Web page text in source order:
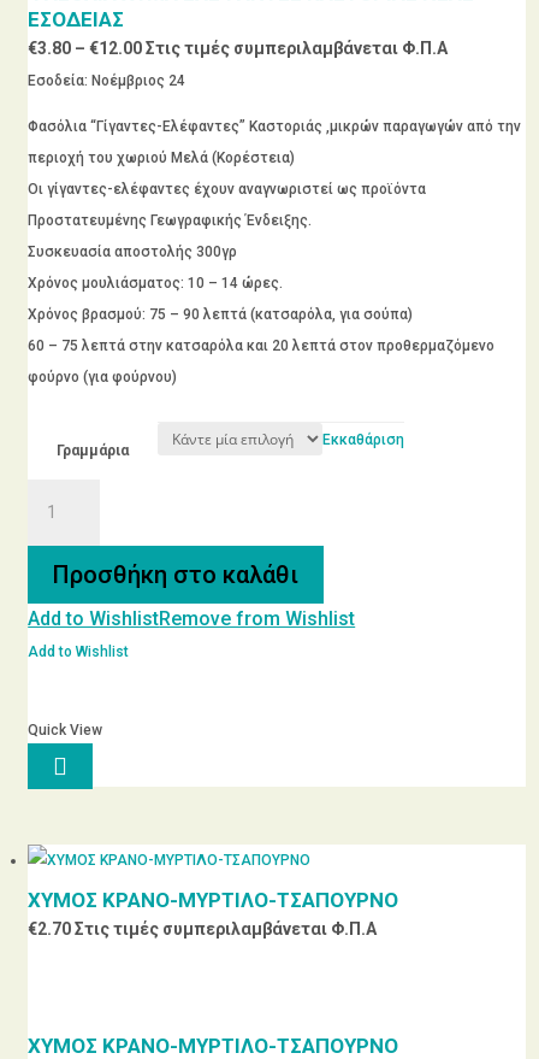
ΕΣΟΔΕΙΑΣ
€3.80 – €12.00Price
range:
through
Στις τιμές συμπεριλαμβάνεται Φ.Π.Α
Εσοδεία: Νοέμβριος 24
Φασόλια “Γίγαντες-Ελέφαντες” Καστοριάς ,μικρών παραγωγών από την
περιοχή του χωριού Μελά (Κορέστεια)
Οι γίγαντες-ελέφαντες έχουν αναγνωριστεί ως προϊόντα
Προστατευμένης Γεωγραφικής Ένδειξης.
Συσκευασία αποστολής 300γρ
Χρόνος μουλιάσματος: 10 – 14 ώρες.
Χρόνος βρασμού: 75 – 90 λεπτά (κατσαρόλα, για σούπα)
60 – 75 λεπτά στην κατσαρόλα και 20 λεπτά στον προθερμαζόμενο
φούρνο (για φούρνου)
Γραμμάρια
Εκκαθάριση
ΚΑΣΤΟΡΙΑΣ
ΝΕΑΣ
ΕΣΟΔΕΙΑΣ
Προσθήκη στο καλάθι
Add to WishlistRemove from Wishlist
Add to Wishlist
Quick View

το
έχει
παραλλαγές.
να
ΧΥΜΟΣ ΚΡΑΝΟ-ΜΥΡΤΙΛΟ-ΤΣΑΠΟΥΡΝΟ
€2.70 Στις τιμές συμπεριλαμβάνεται Φ.Π.Α
ΧΥΜΟΣ ΚΡΑΝΟ-ΜΥΡΤΙΛΟ-ΤΣΑΠΟΥΡΝΟ